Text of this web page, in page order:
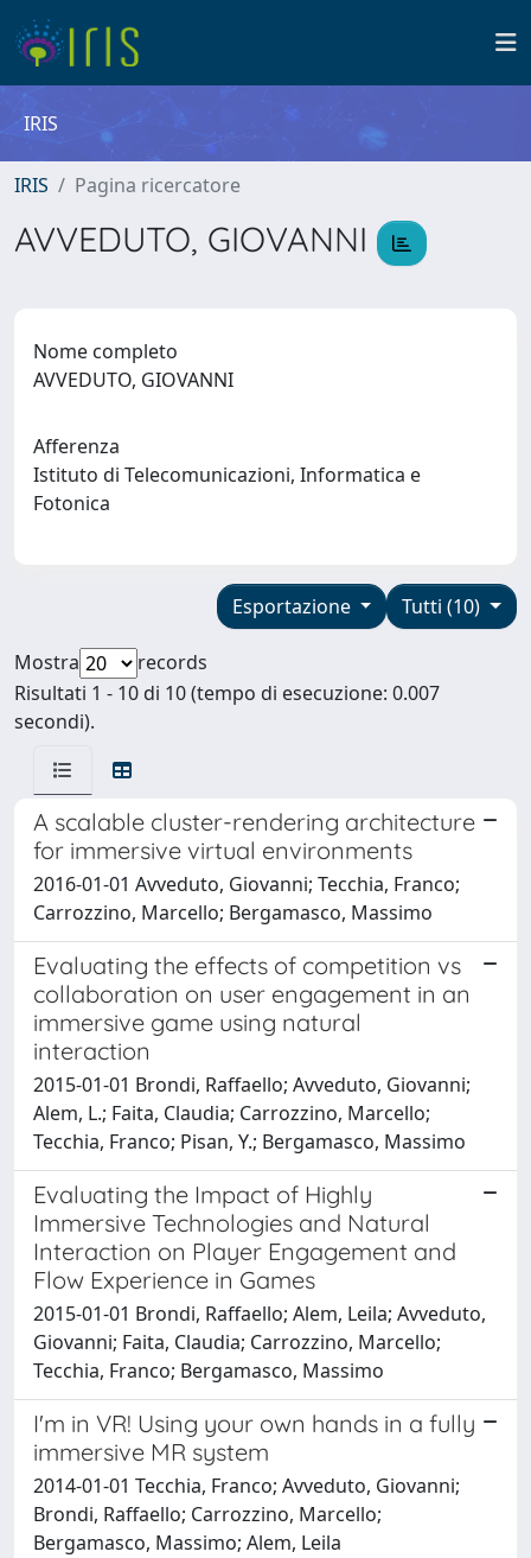
IRIS
IRIS Pagina ricercatore
AVVEDUTO, GIOVANNI
Nome completo
AVVEDUTO, GIOVANNI
Afferenza
Istituto di Telecomunicazioni, Informatica e
Fotonica
Tutti (10)
Esportazione
Mostra
records
Risultati 1 - 10 di 10 (tempo di esecuzione: 0.007
secondi).
A scalable cluster-rendering architecture
for immersive virtual environments
2016-01-01 Avveduto, Giovanni; Tecchia, Franco;
Carrozzino, Marcello; Bergamasco, Massimo
Evaluating the effects of competition vs
collaboration on user engagement in an
immersive game using natural
interaction
2015-01-01 Brondi, Raffaello; Avveduto, Giovanni;
Alem, L.; Faita, Claudia; Carrozzino, Marcello;
Tecchia, Franco; Pisan, Y.; Bergamasco, Massimo
Evaluating the Impact of Highly
Immersive Technologies and Natural
Interaction on Player Engagement and
Flow Experience in Games
2015-01-01 Brondi, Raffaello; Alem, Leila; Avveduto,
Giovanni; Faita, Claudia; Carrozzino, Marcello;
Tecchia, Franco; Bergamasco, Massimo
I'm in VR! Using your own hands in a fully
immersive MR system
2014-01-01 Tecchia, Franco; Avveduto, Giovanni;
Brondi, Raffaello; Carrozzino, Marcello;
Bergamasco, Massimo; Alem, Leila